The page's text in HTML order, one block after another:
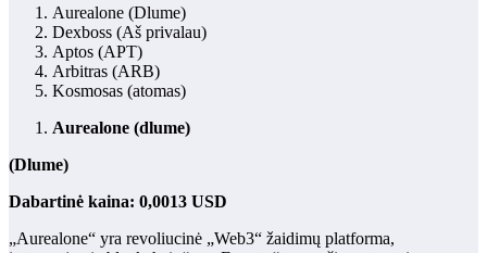
Aurealone (Dlume)
Dexboss (Aš privalau)
Aptos (APT)
Arbitras (ARB)
Kosmosas (atomas)
Aurealone (dlume)
(Dlume)
Dabartinė kaina: 0,0013 USD
„Aurealone“ yra revoliucinė „Web3“ žaidimų platforma,